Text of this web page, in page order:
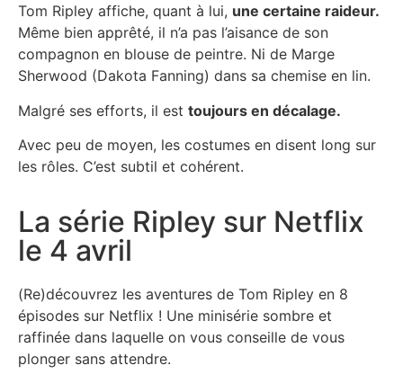
Tom Ripley affiche, quant à lui, une certaine raideur.
Même bien apprêté, il n’a pas l’aisance de son
compagnon en blouse de peintre. Ni de Marge
Sherwood (Dakota Fanning) dans sa chemise en lin.
Malgré ses efforts, il est toujours en décalage.
Avec peu de moyen, les costumes en disent long sur
les rôles. C’est subtil et cohérent.
La série Ripley sur Netflix
le 4 avril
(Re)découvrez les aventures de Tom Ripley en 8
épisodes sur Netflix ! Une minisérie sombre et
raffinée dans laquelle on vous conseille de vous
plonger sans attendre.